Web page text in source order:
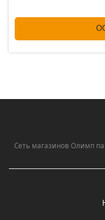
Сеть магазинов Олимп